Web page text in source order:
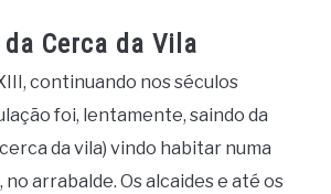
Cerca da Vila
continuando nos séculos
foi, lentamente, saindo da
da vila) vindo habitar numa
no arrabalde. Os alcaides e até os